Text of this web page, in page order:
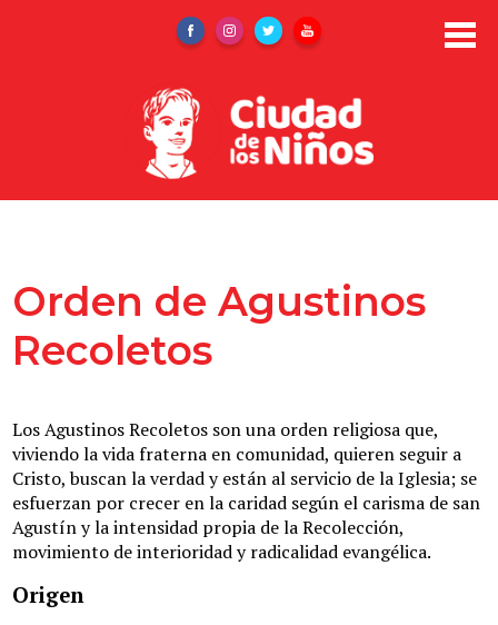
Skip
to
Área Administrativa
Área de Acompañamiento
Área Pastoral
Área Deportiva
Área de salud y nutrición
Contacto
Orden de Agustinos
Recoletos
Los Agustinos Recoletos son una orden religiosa que,
viviendo la vida fraterna en comunidad, quieren seguir a
Cristo, buscan la verdad y están al servicio de la Iglesia; se
esfuerzan por crecer en la caridad según el carisma de san
Agustín y la intensidad propia de la Recolección,
movimiento de interioridad y radicalidad evangélica.
Origen